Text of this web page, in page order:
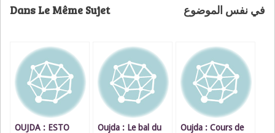
Dans Le Même Sujet في نفس الموضوع
OUJDA : ESTO
Oujda : Le bal du
Oujda : Cours de